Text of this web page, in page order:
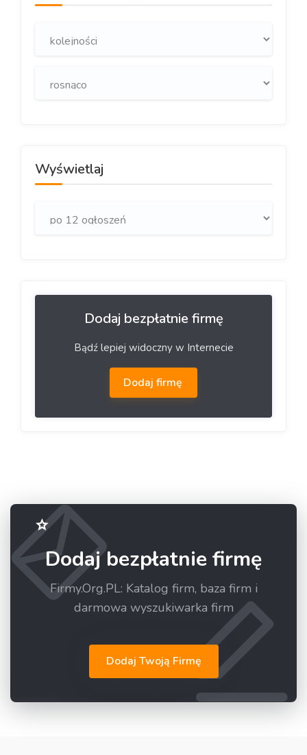
Wyświetlaj
Dodaj bezpłatnie firmę
Bądź lepiej widoczny w Internecie
Dodaj firmę
Dodaj bezpłatnie firmę
Firmy.Org.PL: Katalog firm, baza firm i
darmowa wyszukiwarka firm
Dodaj Twoją Firmę